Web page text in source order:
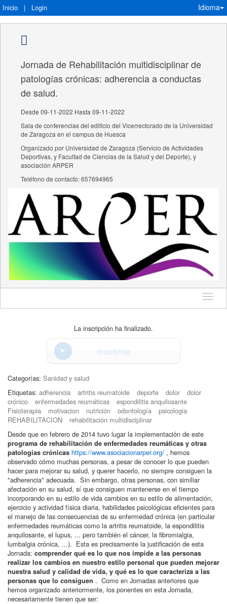
Inicio | Login Idioma
Jornada de Rehabilitación multidisciplinar de
patologías crónicas: adherencia a conductas
de salud.
Desde 09-11-2022 Hasta 09-11-2022
Sala de conferencias del edificio del Vicerrectorado de la Universidad
de Zaragoza en el campus de Huesca
Organizado por Universidad de Zaragoza (Servicio de Actividades
Deportivas, y Facultad de Ciencias de la Salud y del Deporte), y
asociación ARPER
Teléfono de contacto: 657694965
Idioma
La inscripción ha finalizado.
Inscribirse
Categorías: Sanidad y salud
Etiquetas: adherencia artritis reumatoide deporte dolor
dolor
crónico
enfermedades reumáticas
espondilitis anquilosante
Fisioterapia
motivacion nutrición odontología
psicologia
REHABILITACION
rehabilitación multidisciplinar
Desde que en febrero de 2014 tuvo lugar la implementación de este
programa de rehabilitación de enfermedades reumáticas y otras
patologías crónicas https://www.asociacionarper.org/ , hemos
observado cómo muchas personas, a pesar de conocer lo que pueden
hacer para mejorar su salud, y querer hacerlo, no siempre consiguen la
"adherencia" adecuada. Sin embargo, otras personas, con similiar
afectación en su salud, sí que consiguen mantenerse en el tiempo
incorporando en su estilo de vida cambios en su estilo de alimentación,
ejercicio y actividad física diaria, habilidades psicológicas eficientes para
el manejo de las consecuencias de su enfermedad crónica (en particular
enfermedades reumáticas como la artritis reumatoide, la espondilitis
anquilosante, el lupus, ... pero también el cáncer, la fibromialgia,
lumbalgia crónica, ...). Esta es precisamente la justificación de esta
Jornada: comprender qué es lo que nos impide a las personas
realizar los cambios en nuestro estilo personal que pueden mejorar
nuestra salud y calidad de vida, y qué es lo que caracteriza a las
personas que lo consiguen . Como en Jornadas anteriores que
hemos organizado anteriormente, los ponentes en esta Jornada,
necesariamente tienen que ser: